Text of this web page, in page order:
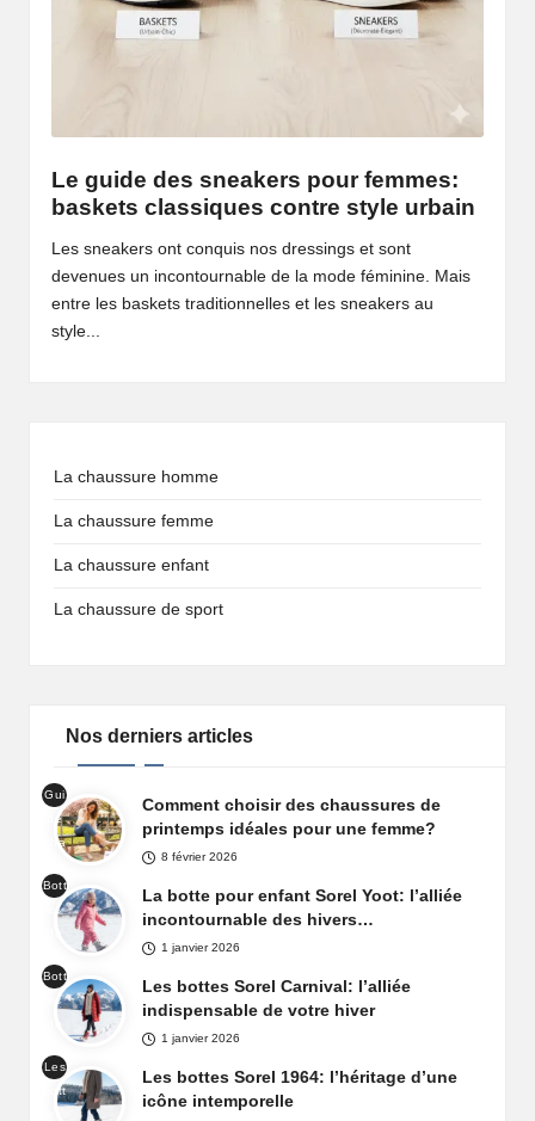
Le guide des sneakers pour femmes:
baskets classiques contre style urbain
Les sneakers ont conquis nos dressings et sont
devenues un incontournable de la mode féminine. Mais
entre les baskets traditionnelles et les sneakers au
style...
La chaussure homme
La chaussure femme
La chaussure enfant
La chaussure de sport
Nos derniers articles
Gui
de
cha
ure
prin
tem
fem
me
Comment choisir des chaussures de
printemps idéales pour une femme?
8 février 2026
Bott
es
de
ge
Sor
t
La botte pour enfant Sorel Yoot: l’alliée
incontournable des hivers…
1 janvier 2026
Bott
es
de
ge
Sor
Les bottes Sorel Carnival: l’alliée
indispensable de votre hiver
1 janvier 2026
Les
bott
Les bottes Sorel 1964: l’héritage d’une
icône intemporelle